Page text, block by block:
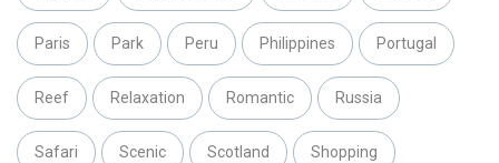
Paris Park Peru Philippines Portugal
Reef Relaxation Romantic Russia
Safari Scenic Scotland Shopping